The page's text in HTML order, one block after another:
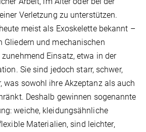
Verletzung zu unterstützen.
meist als Exoskelette bekannt –
Gliedern und mechanischen
zunehmend Einsatz, etwa in der
Sie sind jedoch starr, schwer,
was sowohl ihre Akzeptanz als auch
Deshalb gewinnen sogenannte
weiche, kleidungsähnliche
Materialien, sind leichter,